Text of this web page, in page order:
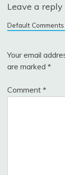
Leave a reply
Default Comments
Your email
are marked *
Comment *